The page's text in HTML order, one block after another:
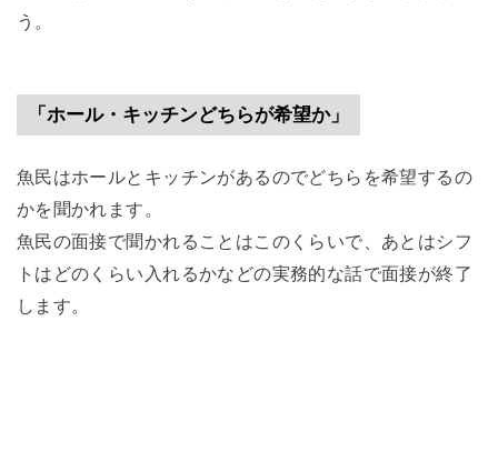
う。
「ホール・キッチンどちらが希望か」
魚民はホールとキッチンがあるのでどちらを希望するの
かを聞かれます。
魚民の面接で聞かれることはこのくらいで、あとはシフ
トはどのくらい入れるかなどの実務的な話で面接が終了
します。